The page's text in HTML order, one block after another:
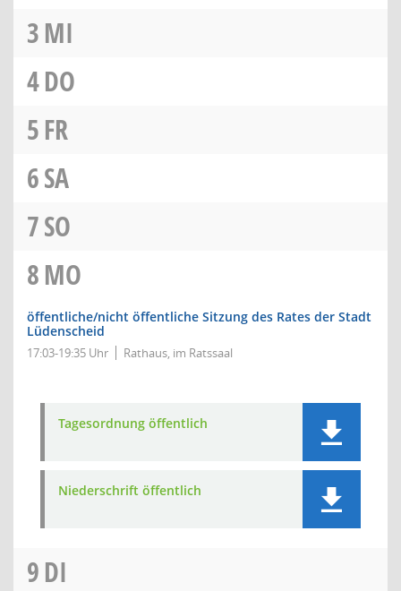
3MI
4DO
5FR
6SA
7SO
8MO
öffentliche/nicht öffentliche Sitzung des Rates der Stadt
Lüdenscheid
17:03-19:35 Uhr Rathaus, im Ratssaal
Tagesordnung öffentlich
Niederschrift öffentlich
9DI